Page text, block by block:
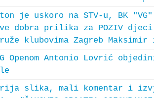
je uskoro na STV-u, BK
dobra prilika za POZIV
klubovima Zagreb Maksimir
Openom Antonio Lovrić
slika, mali komentar i